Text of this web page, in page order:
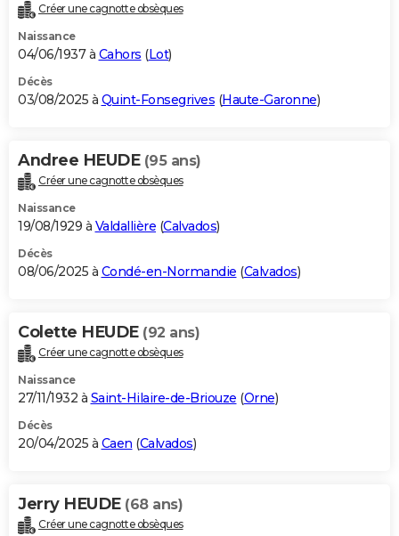
Créer une cagnotte obsèques
Naissance
04/06/1937 à Cahors (Lot)
Décès
03/08/2025 à Quint-Fonsegrives (Haute-Garonne)
Andree HEUDE (95 ans)
Créer une cagnotte obsèques
Naissance
19/08/1929 à Valdallière (Calvados)
Décès
08/06/2025 à Condé-en-Normandie (Calvados)
Colette HEUDE (92 ans)
Créer une cagnotte obsèques
Naissance
27/11/1932 à Saint-Hilaire-de-Briouze (Orne)
Décès
20/04/2025 à Caen (Calvados)
Jerry HEUDE (68 ans)
Créer une cagnotte obsèques